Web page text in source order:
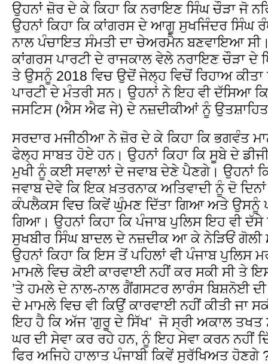
ਉਹਨਾਂ ਜ਼ੋਰ ਦੇ ਕੇ ਕਿਹਾ ਕਿ ਨਰਾਇਣ ਸਿੰਘ ਚੌੜਾ ਜੋ
ਉਹਨਾਂ ਕਿਹਾ ਕਿ ਕਾਂਗਰਸ ਦੇ ਆਗੂ ਸੁਖਜਿੰਦਰ ਸਿੰਘ
ਨਾਲ ਪੰਚਾਇਤ ਸੰਮਤੀ ਦਾ ਚੇਅਰਮੈਨ ਬਣਵਾਇਆ
ਕਾਂਗਰਸ ਪਾਰਟੀ ਦੇ ਰਾਜਕਾਲ ਵੇਲੇ ਨਰਾਇਣ ਚੌੜਾ ਦੇ
ਤੇ ਉਸਨੂੰ 2018 ਵਿਚ ਉਦੋਂ ਜੇਲ੍ਹ ਵਿਚੋਂ ਰਿਹਾਅ
ਪਾਰਟੀ ਦੇ ਮੰਤਰੀ ਸਨ। ਉਹਨਾਂ ਨੇ ਇਹ ਵੀ ਦੱਸਿਆ ਕਿ
ਜਸਟਿਸ (ਐਸ ਐਫ ਜੇ) ਦੇ ਨਜ਼ਦੀਕੀਆਂ ਨੂੰ ਉਤਸ਼ਾਹਿਤ
ਸਰਦਾਰ ਮਜੀਠੀਆ ਨੇ ਜ਼ੋਰ ਦੇ ਕੇ ਕਿਹਾ ਕਿ ਭਗਵੰਤ
ਫੇਲ੍ਹ ਸਾਬਤ ਹੋਏ ਹਨ। ਉਹਨਾਂ ਕਿਹਾ ਕਿ ਸੂਬੇ ਦੇ
ਮੁਖੀ ਨੂੰ ਕਈ ਸਵਾਲਾਂ ਦੇ ਜਵਾਬ ਦੇਣੇ ਪੈਣਗੇ। ਉਹਨਾਂ
ਜਵਾਬ ਦੇਵੇ ਕਿ ਇਕ ਖ਼ਤਰਨਾਕ ਅਤਿਵਾਦੀ ਨੂੰ ਦੋ
ਕੰਪਲੈਕਸ ਵਿਚ ਕਿਵੇਂ ਘੁੰਮਣ ਦਿੱਤਾ ਗਿਆ ਅਤੇ ਉਸਨੂੰ
ਗਿਆ। ਉਹਨਾਂ ਕਿਹਾ ਕਿ ਪੰਜਾਬ ਪੁਲਿਸ ਇਹ ਵੀ
ਸੁਖਬੀਰ ਸਿੰਘ ਬਾਦਲ ਦੇ ਨਜ਼ਦੀਕ ਆ ਕੇ ਨੇੜਿਓਂ ਗੋਲੀ
ਉਹਨਾਂ ਕਿਹਾ ਕਿ ਇਸ ਤੋਂ ਪਹਿਲਾਂ ਵੀ ਪੰਜਾਬ ਪੁਲਿਸ
ਮਾਮਲੇ ਵਿਚ ਕੋਈ ਕਾਰਵਾਈ ਨਹੀਂ ਕਰ ਸਕੀ ਸੀ
’ਤੇ ਹਮਲੇ ਦੇ ਨਾਲ-ਨਾਲ ਗੈਂਗਸਟਰ ਲਾਰੰਸ ਬਿਸ਼ਨੋਈ
ਦੇ ਮਾਮਲੇ ਵਿਚ ਵੀ ਕਿਉਂ ਕਾਰਵਾਈ ਨਹੀਂ ਕੀਤੀ ਜਾ
ਇਹ ਹੈ ਕਿ ਅੱਜ ’ਗੁਰੂ ਦੇ ਸਿੱਖ’ ਜੋ ਸ੍ਰੀ ਅਕਾਲ ਤਖਤ
ਘਰ ਦੀ ਸੇਵਾ ਕਰ ਰਹੇ ਹਨ, ਨੂੰ ਇਹ ਸੇਵਾ ਕਰਨ ਨਹੀਂ
ਫਿਰ ਅਜਿਹੇ ਹਾਲਾਤ ਪੰਜਾਬੀ ਕਿਵੇਂ ਸੁਰੱਖਿਅਤ ਹੋਣਗੇ